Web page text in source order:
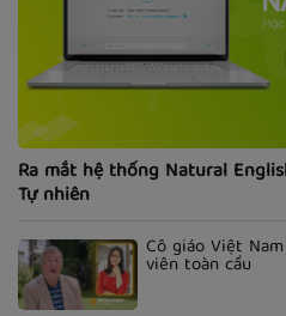
Ra mắt hệ thống Natural
Tự nhiên
Cô giáo Việt
viên toàn cầu